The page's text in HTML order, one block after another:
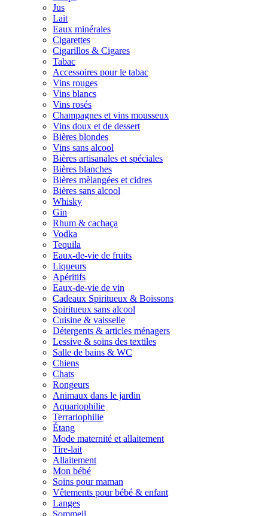
Jus
Lait
Eaux minérales
Cigarettes
Cigarillos & Cigares
Tabac
Accessoires pour le tabac
Vins rouges
Vins blancs
Vins rosés
Champagnes et vins mousseux
Vins doux et de dessert
Bières blondes
Vins sans alcool
Bières artisanales et spéciales
Bières blanches
Bières mèlangées et cidres
Bières sans alcool
Whisky
Gin
Rhum & cachaça
Vodka
Tequila
Eaux-de-vie de fruits
Liqueurs
Apéritifs
Eaux-de-vie de vin
Cadeaux Spiritueux & Boissons
Spiritueux sans alcool
Cuisine & vaisselle
Détergents & articles ménagers
Lessive & soins des textiles
Salle de bains & WC
Chiens
Chats
Rongeurs
Animaux dans le jardin
Aquariophilie
Terrariophilie
Étang
Mode maternité et allaitement
Tire-lait
Allaitement
Mon bébé
Soins pour maman
Vêtements pour bébé & enfant
Langes
Sommeil